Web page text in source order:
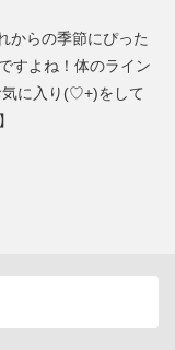
からの季節にぴった
すよね！体のライン
に入り(♡+)をして